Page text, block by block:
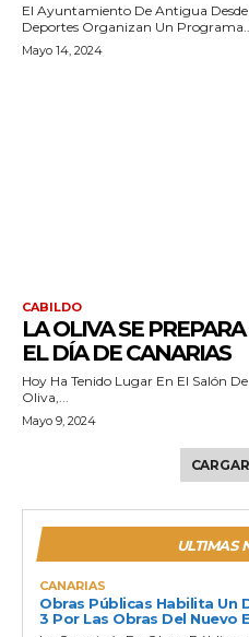
El Ayuntamiento De Antigua
Deportes Organizan Un Programa...
Mayo 14, 2024
CABILDO
LA OLIVA SE
EL DÍA DE CANARIAS
Hoy Ha Tenido Lugar En El Salón
Oliva,...
Mayo 9, 2024
ULTIMAS
CANARIAS
Obras Públicas Habilita Un
3 Por Las Obras Del Nuevo